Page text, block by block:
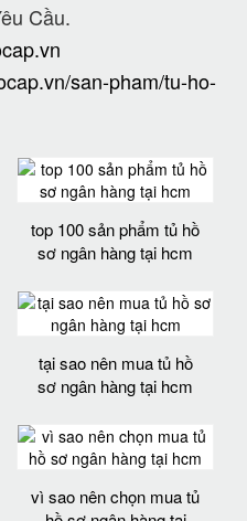
Cầu.
san-pham/tu-ho-
top 100 sản phẩm tủ hồ
sơ ngân hàng tại hcm
tại sao nên mua tủ hồ
sơ ngân hàng tại hcm
vì sao nên chọn mua tủ